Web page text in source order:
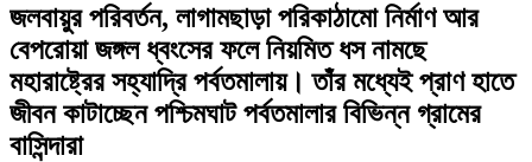
জলবায়ুর পরিবর্তন, লাগামছাড়া পরিকাঠামো নির্মাণ আর
বেপরোয়া জঙ্গল ধ্বংসের ফলে নিয়মিত ধস নামছে
মহারাষ্ট্রের সহ্যাদ্রি পর্বতমালায়। তাঁর মধ্যেই প্রাণ হাতে
জীবন কাটাচ্ছেন পশ্চিমঘাট পর্বতমালার বিভিন্ন গ্রামের
বাসিন্দারা